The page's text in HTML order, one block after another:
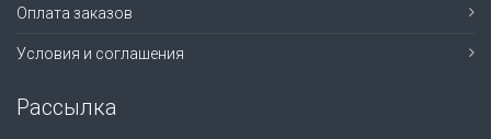
Оплата заказов
Условия и соглашения
Рассылка